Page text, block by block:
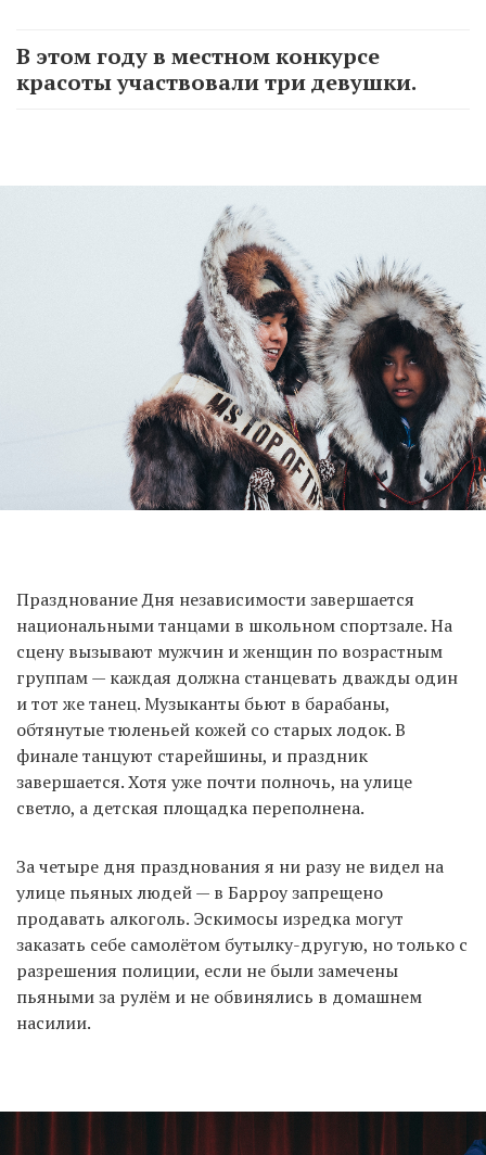
В этом году в местном конкурсе
красоты участвовали три девушки.
Празднование Дня независимости завершается
национальными танцами в школьном спортзале. На
сцену вызывают мужчин и женщин по возрастным
группам — каждая должна станцевать дважды один
и тот же танец. Музыканты бьют в барабаны,
обтянутые тюленьей кожей со старых лодок. В
финале танцуют старейшины, и праздник
завершается. Хотя уже почти полночь, на улице
светло, а детская площадка переполнена.
За четыре дня празднования я ни разу не видел на
улице пьяных людей — в Барроу запрещено
продавать алкоголь. Эскимосы изредка могут
заказать себе самолётом бутылку-другую, но только с
разрешения полиции, если не были замечены
пьяными за рулём и не обвинялись в домашнем
насилии.